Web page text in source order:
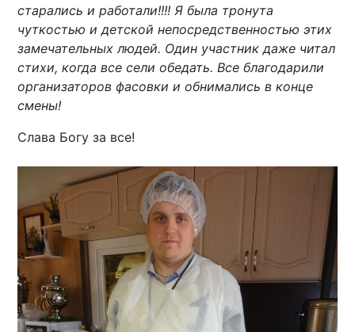
старались и работали!!!! Я была тронута
чуткостью и детской непосредственностью этих
замечательных людей. Один участник даже читал
стихи, когда все сели обедать. Все благодарили
организаторов фасовки и обнимались в конце
смены!
Слава Богу за все!